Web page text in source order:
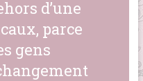
d’une
parce
gens